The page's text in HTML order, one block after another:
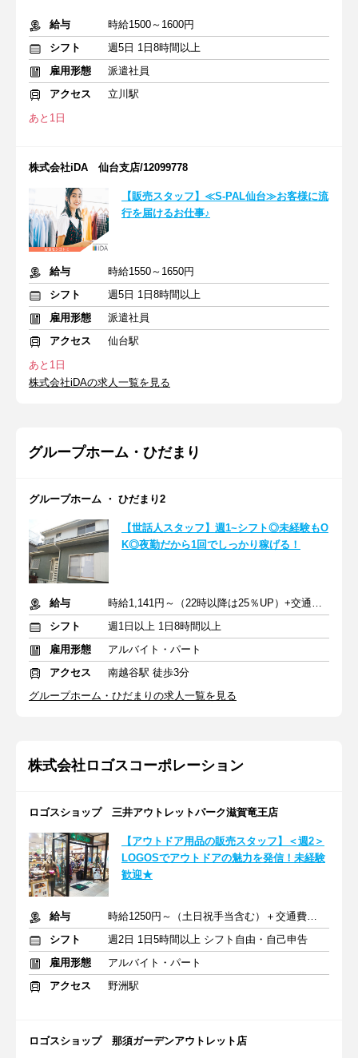
給与
時給1500～1600円
シフト
週5日 1日8時間以上
雇用形態
派遣社員
アクセス
立川駅
あと1日
株式会社iDA 仙台支店/12099778
【販売スタッフ】≪S-PAL仙台≫お客様に流
行を届けるお仕事♪
給与
時給1550～1650円
シフト
週5日 1日8時間以上
雇用形態
派遣社員
アクセス
仙台駅
あと1日
株式会社iDAの求人一覧を見る
グループホーム・ひだまり
グループホーム ・ ひだまり2
【世話人スタッフ】週1~シフト◎未経験もO
K◎夜勤だから1回でしっかり稼げる！
給与
時給1,141円～（22時以降は25％UP）+交通費全額支給
シフト
週1日以上 1日8時間以上
雇用形態
アルバイト・パート
アクセス
南越谷駅 徒歩3分
グループホーム・ひだまりの求人一覧を見る
株式会社ロゴスコーポレーション
ロゴスショップ 三井アウトレットパーク滋賀竜王店
【アウトドア用品の販売スタッフ】＜週2＞
LOGOSでアウトドアの魅力を発信！未経験
歓迎★
給与
時給1250円～（土日祝手当含む）＋交通費支給
シフト
週2日 1日5時間以上 シフト自由・自己申告
雇用形態
アルバイト・パート
アクセス
野洲駅
ロゴスショップ 那須ガーデンアウトレット店